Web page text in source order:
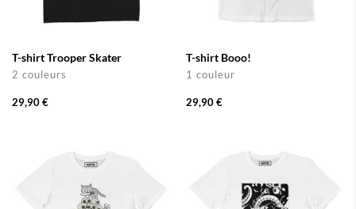
T-shirt Trooper Skater
2 couleurs
29,90 €
T-shirt Booo!
1 couleur
29,90 €